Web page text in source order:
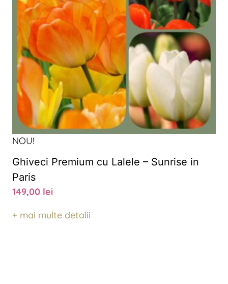
NOU!
Ghiveci Premium cu Lalele – Sunrise in
Paris
149,00 lei
+ mai multe detalii